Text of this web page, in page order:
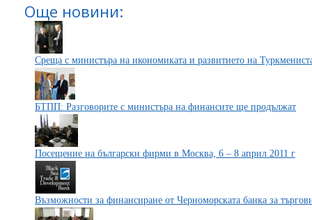
Още новини:
Среща с министъра на икономиката и развитието на
БТПП: Разговорите с министъра на финансите ще продължат
Посещение на български фирми в Москва, 6 – 8 април 2011 г
Възможности за финансиране от Черноморската банка за